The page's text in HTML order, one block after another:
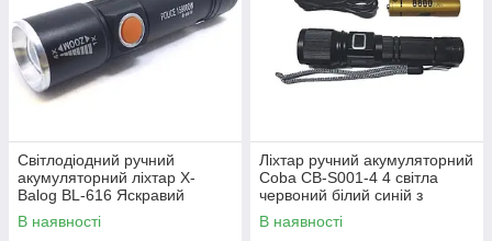
Світлодіодний ручний
акумуляторний ліхтар X-
Balog BL-616 Яскравий
потужний якісний ліхтарик з
зумом zoom
В наявності
Ліхтар ручний акумуляторний
Coba CB-S001-4 4 світла
червоний білий синій з
індикатором заряду з
ремінцем Чорний
В наявності